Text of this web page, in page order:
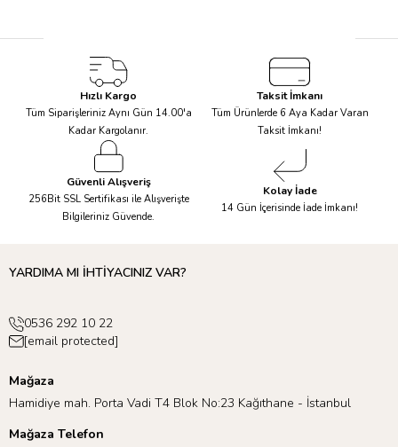
Hızlı Kargo
Tüm Siparişleriniz Aynı Gün 14.00'a
Kadar Kargolanır.
Taksit İmkanı
Tüm Ürünlerde 6 Aya Kadar Varan
Taksit İmkanı!
Güvenli Alışveriş
256Bit SSL Sertifikası ile Alışverişte
Bilgileriniz Güvende.
Kolay İade
14 Gün İçerisinde İade İmkanı!
YARDIMA MI İHTİYACINIZ VAR?
0536 292 10 22
[email protected]
Mağaza
Hamidiye mah. Porta Vadi T4 Blok No:23 Kağıthane - İstanbul
Mağaza Telefon